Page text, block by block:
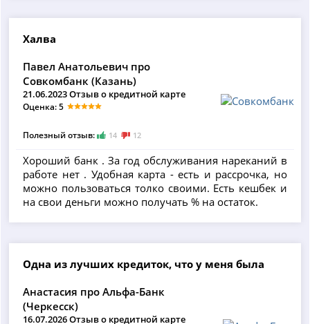
Халва
Павел Анатольевич про
Совкомбанк (Казань)
21.06.2023 Отзыв о кредитной карте
Оценка: 5
Полезный отзыв: 14 12
Хороший банк . За год обслуживания нареканий в
работе нет . Удобная карта - есть и рассрочка, но
можно пользоваться толко своими. Есть кешбек и
на свои деньги можно получать % на остаток.
Одна из лучших кредиток, что у меня была
Анастасия про Альфа-Банк
(Черкесск)
16.07.2026 Отзыв о кредитной карте